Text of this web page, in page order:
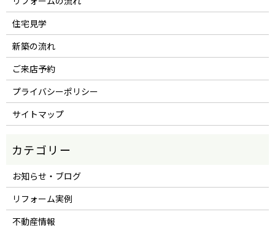
住宅見学
新築の流れ
ご来店予約
プライバシーポリシー
サイトマップ
お知らせ・ブログ
リフォーム実例
不動産情報